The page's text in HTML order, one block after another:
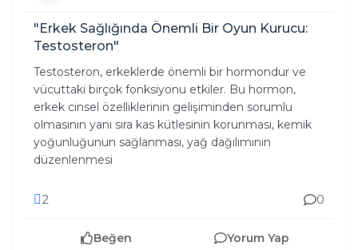
"Erkek Sağlığında Önemli Bir Oyun Kurucu:
Testosteron"
Testosteron, erkeklerde önemli bir hormondur ve
vücuttaki birçok fonksiyonu etkiler. Bu hormon,
erkek cinsel özelliklerinin gelişiminden sorumlu
olmasının yanı sıra kas kütlesinin korunması, kemik
yoğunluğunun sağlanması, yağ dağılımının
düzenlenmesi
2 0
Beğen Yorum Yap